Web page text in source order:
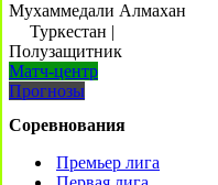
Мухаммедали Алмахан
Туркестан |
Полузащитник
Матч-центр
Прогнозы
Соревнования
Премьер лига